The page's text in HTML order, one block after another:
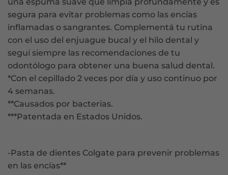
una espuma suave que limpia profundamente y es
segura para evitar problemas como las encías
inflamadas o sangrantes. Complementá tu rutina
con el uso del enjuague bucal y el hilo dental y
seguí siempre las recomendaciones de tu
odontólogo para obtener una buena salud dental.
*Con el cepillado 2 veces por día y uso continuo por
4 semanas.
**Causados por bacterias.
***Patentada en Estados Unidos.
-Pasta de dientes Colgate para prevenir problemas
en las encías**